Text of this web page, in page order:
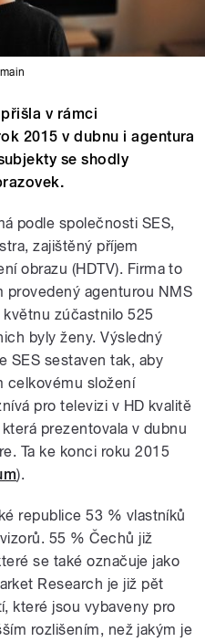
v rámci
2015 v dubnu i agentura
se shodly
podle společnosti SES,
zajištěný příjem
obrazu (HDTV). Firma to
provedený agenturou NMS
zúčastnilo 525
byly ženy. Výsledný
SES sestaven tak, aby
celkovému složení
pro televizi v HD kvalitě
prezentovala v dubnu
Ta ke konci roku 2015
).
republice 53 % vlastníků
55 % Čechů již
se také označuje jako
Research je již pět
které jsou vybaveny pro
rozlišením, než jakým je